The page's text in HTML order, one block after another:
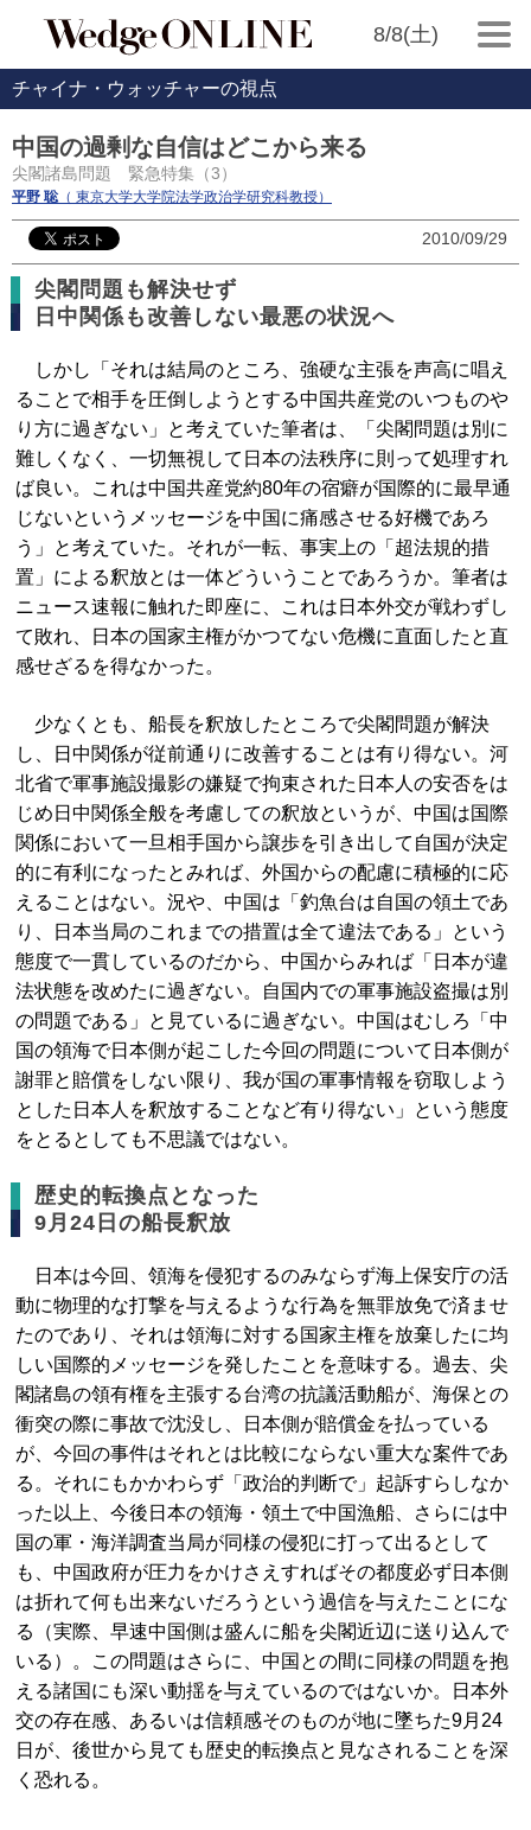
8/8(土)
チャイナ・ウォッチャーの視点
中国の過剰な自信はどこから来る
尖閣諸島問題 緊急特集（3）
平野 聡 （ 東京大学大学院法学政治学研究科教授）
2010/09/29
尖閣問題も解決せず
日中関係も改善しない最悪の状況へ
しかし「それは結局のところ、強硬な主張を声高に唱え
ることで相手を圧倒しようとする中国共産党のいつものや
り方に過ぎない」と考えていた筆者は、「尖閣問題は別に
難しくなく、一切無視して日本の法秩序に則って処理すれ
ば良い。これは中国共産党約80年の宿癖が国際的に最早通
じないというメッセージを中国に痛感させる好機であろ
う」と考えていた。それが一転、事実上の「超法規的措
置」による釈放とは一体どういうことであろうか。筆者は
ニュース速報に触れた即座に、これは日本外交が戦わずし
て敗れ、日本の国家主権がかつてない危機に直面したと直
感せざるを得なかった。
少なくとも、船長を釈放したところで尖閣問題が解決
し、日中関係が従前通りに改善することは有り得ない。河
北省で軍事施設撮影の嫌疑で拘束された日本人の安否をは
じめ日中関係全般を考慮しての釈放というが、中国は国際
関係において一旦相手国から譲歩を引き出して自国が決定
的に有利になったとみれば、外国からの配慮に積極的に応
えることはない。況や、中国は「釣魚台は自国の領土であ
り、日本当局のこれまでの措置は全て違法である」という
態度で一貫しているのだから、中国からみれば「日本が違
法状態を改めたに過ぎない。自国内での軍事施設盗撮は別
の問題である」と見ているに過ぎない。中国はむしろ「中
国の領海で日本側が起こした今回の問題について日本側が
謝罪と賠償をしない限り、我が国の軍事情報を窃取しよう
とした日本人を釈放することなど有り得ない」という態度
をとるとしても不思議ではない。
歴史的転換点となった
9月24日の船長釈放
日本は今回、領海を侵犯するのみならず海上保安庁の活
動に物理的な打撃を与えるような行為を無罪放免で済ませ
たのであり、それは領海に対する国家主権を放棄したに均
しい国際的メッセージを発したことを意味する。過去、尖
閣諸島の領有権を主張する台湾の抗議活動船が、海保との
衝突の際に事故で沈没し、日本側が賠償金を払っている
が、今回の事件はそれとは比較にならない重大な案件であ
る。それにもかかわらず「政治的判断で」起訴すらしなか
った以上、今後日本の領海・領土で中国漁船、さらには中
国の軍・海洋調査当局が同様の侵犯に打って出るとして
も、中国政府が圧力をかけさえすればその都度必ず日本側
は折れて何も出来ないだろうという過信を与えたことにな
る（実際、早速中国側は盛んに船を尖閣近辺に送り込んで
いる）。この問題はさらに、中国との間に同様の問題を抱
える諸国にも深い動揺を与えているのではないか。日本外
交の存在感、あるいは信頼感そのものが地に墜ちた9月24
日が、後世から見ても歴史的転換点と見なされることを深
く恐れる。